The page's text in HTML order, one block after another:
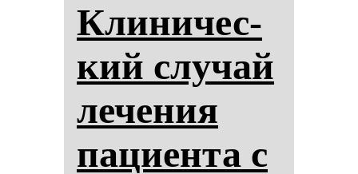
Кли­ни­чес­
кий слу­чай
ле­че­ния
па­ци­ен­та с